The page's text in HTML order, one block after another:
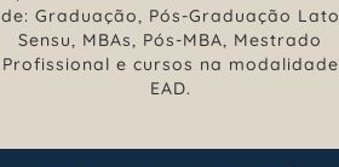
de: Graduação, Pós-Graduação Lato
Sensu, MBAs, Pós-MBA, Mestrado
Profissional e cursos na modalidade
EAD.